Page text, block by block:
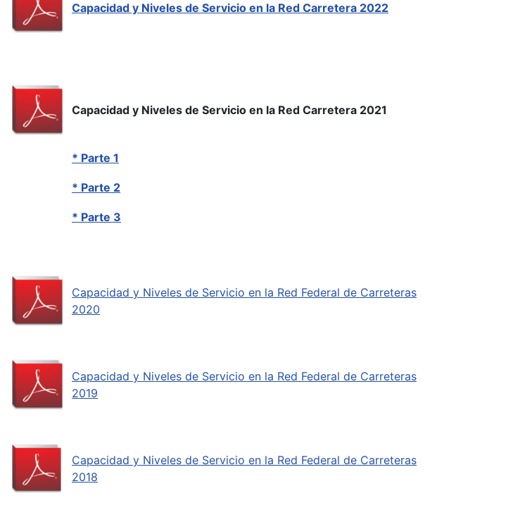
Capacidad y Niveles de Servicio en la Red Carretera 2022
Capacidad y Niveles de Servicio en la Red Carretera 2021
* Parte 1
* Parte 2
* Parte 3
Capacidad y Niveles de Servicio en la Red Federal de Carreteras
2020
Capacidad y Niveles de Servicio en la Red Federal de Carreteras
2019
Capacidad y Niveles de Servicio en la Red Federal de Carreteras
2018